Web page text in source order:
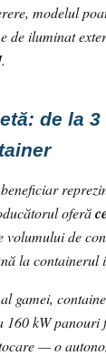
modelul
de iluminat
de la
oferă
volumului de
la containerul
gamei,
160 kW
— o